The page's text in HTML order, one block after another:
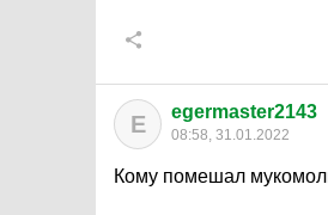
E egermaster2143
08:58, 31.01.2022
Кому помешал